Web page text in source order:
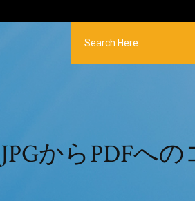
JPGからPDFへ